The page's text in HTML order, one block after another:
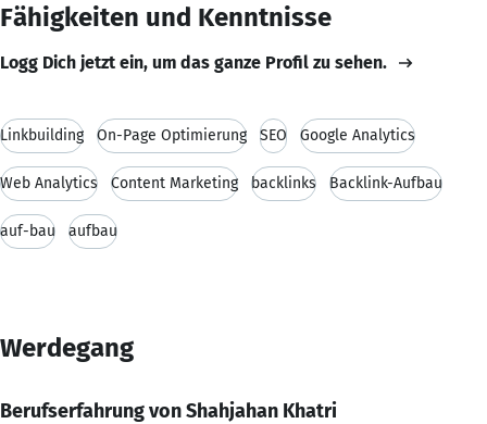
Fähigkeiten und Kenntnisse
Logg Dich jetzt ein, um das ganze Profil zu sehen.
Linkbuilding On-Page Optimierung SEO Google Analytics
Web Analytics Content Marketing backlinks Backlink-Aufbau
auf-bau aufbau
Werdegang
Berufserfahrung von Shahjahan Khatri